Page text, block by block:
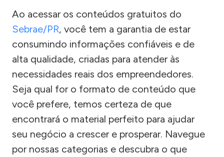
Ao acessar os conteúdos gratuitos do
Sebrae/PR, você tem a garantia de estar
consumindo informações confiáveis e de
alta qualidade, criadas para atender às
necessidades reais dos empreendedores.
Seja qual for o formato de conteúdo que
você prefere, temos certeza de que
encontrará o material perfeito para ajudar
seu negócio a crescer e prosperar. Navegue
por nossas categorias e descubra o que